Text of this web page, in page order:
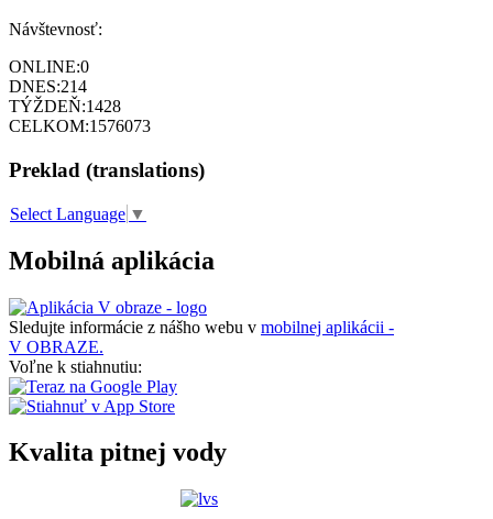
Návštevnosť:
ONLINE:0
DNES:214
TÝŽDEŇ:1428
CELKOM:1576073
Preklad (translations)
Select Language ▼
Mobilná aplikácia
Sledujte informácie z nášho webu v mobilnej aplikácii -
V OBRAZE.
Voľne k stiahnutiu:
Kvalita pitnej vody